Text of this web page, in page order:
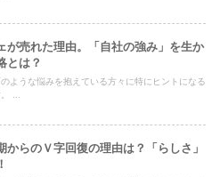
が売れた理由。「自社の強み」を生か
とは？
ような悩みを抱えている方々に特にヒントになる
...
からのＶ字回復の理由は？「らしさ」